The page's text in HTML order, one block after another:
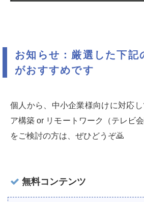
お知らせ：厳選した下記
がおすすめです
個人から、中小企業様向けに対応
ア構築 or リモートワーク（テレビ
をご検討の方は、ぜひどうぞ🙇‍
無料コンテンツ